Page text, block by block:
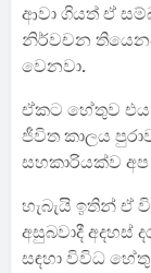
ආවා ගියත් ඒ
නිර්වචන
වෙනවා.
ඒකට හේතුව
ජීවිත කාලය
සහකාරියක්ව
හැබැයි ඉතින් ඒ
අසුබවාදී අදහස්
සඳහා විවිධ හේතු